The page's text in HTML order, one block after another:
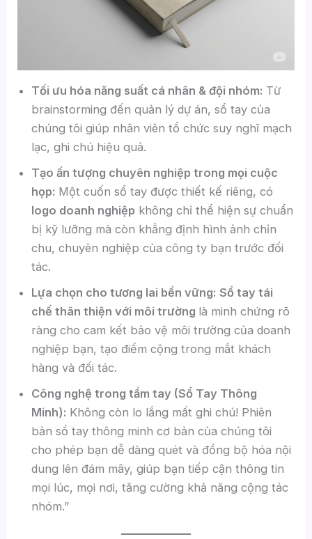
Tối ưu hóa năng suất cá nhân & đội nhóm: Từ
brainstorming đến quản lý dự án, sổ tay của
chúng tôi giúp nhân viên tổ chức suy nghĩ mạch
lạc, ghi chú hiệu quả.
Tạo ấn tượng chuyên nghiệp trong mọi cuộc
họp: Một cuốn sổ tay được thiết kế riêng, có
logo doanh nghiệp không chỉ thể hiện sự chuẩn
bị kỹ lưỡng mà còn khẳng định hình ảnh chỉn
chu, chuyên nghiệp của công ty bạn trước đối
tác.
Lựa chọn cho tương lai bền vững: Sổ tay tái
chế thân thiện với môi trường là minh chứng rõ
ràng cho cam kết bảo vệ môi trường của doanh
nghiệp bạn, tạo điểm cộng trong mắt khách
hàng và đối tác.
Công nghệ trong tầm tay (Sổ Tay Thông
Minh): Không còn lo lắng mất ghi chú! Phiên
bản sổ tay thông minh cơ bản của chúng tôi
cho phép bạn dễ dàng quét và đồng bộ hóa nội
dung lên đám mây, giúp bạn tiếp cận thông tin
mọi lúc, mọi nơi, tăng cường khả năng cộng tác
nhóm.”